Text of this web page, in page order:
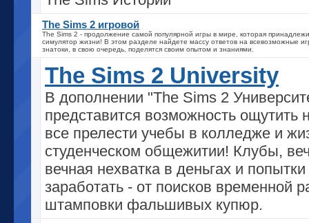
The Sims 2 игровой
The Sims 2 - продолжение самой популярной игры в мире, которая
симулятор жизни! В этом разделе найдете массу ответов на всевозможные
знатоки, в свою очередь, поделятся своим опытом и знаниями.
The Sims 2 University
В дополнении "The Sims 2
представится возможность ощутить
все прелести учебы в колледже и
студенческом общежитии! Клубы,
вечная нехватка в деньгах и попытки
заработать - от поисков временной
штамповки фальшивых купюр.